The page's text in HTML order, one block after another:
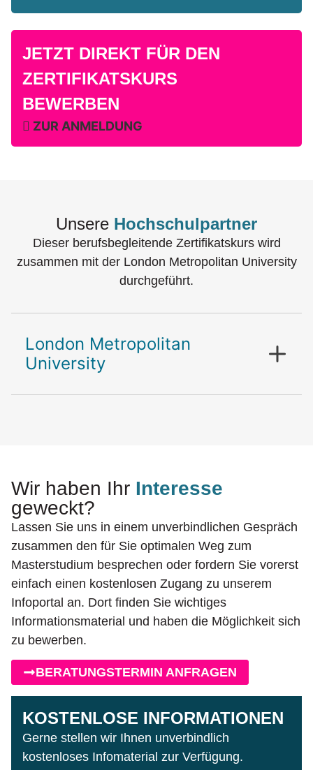
JETZT DIREKT FÜR DEN
ZERTIFIKATSKURS
BEWERBEN
ZUR ANMELDUNG
Unsere Hochschulpartner
Dieser berufsbegleitende Zertifikatskurs wird
zusammen mit der London Metropolitan University
durchgeführt.
London Metropolitan
University
Wir haben Ihr Interesse
geweckt?
Lassen Sie uns in einem unverbindlichen Gespräch
zusammen den für Sie optimalen Weg zum
Masterstudium besprechen oder fordern Sie vorerst
einfach einen kostenlosen Zugang zu unserem
Infoportal an. Dort finden Sie wichtiges
Informationsmaterial und haben die Möglichkeit sich
zu bewerben.
BERATUNGSTERMIN ANFRAGEN
KOSTENLOSE INFORMATIONEN
Gerne stellen wir Ihnen unverbindlich
kostenloses Infomaterial zur Verfügung.